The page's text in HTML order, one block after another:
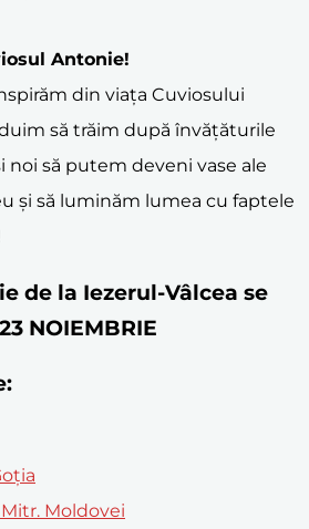
Antonie!
din viața Cuviosului
să trăim după învățăturile
noi să putem deveni vase ale
și să luminăm lumea cu faptele
de la Iezerul-Vâlcea se
NOIEMBRIE
Mitr. Moldovei